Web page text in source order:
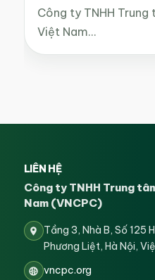
Công ty TNHH
Việt Nam…
LIÊN HỆ
Công ty TNHH Trung
Nam (VNCPC)
Tầng 3, Nhà B, Số 125
Phương Liệt, Hà Nội,
vncpc.org